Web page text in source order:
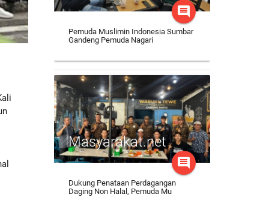
comment
Pemuda Muslimin Indonesia Sumbar
Gandeng Pemuda Nagari
Masyarakat.net
comment
Dukung Penataan Perdagangan
Daging Non Halal, Pemuda Mu